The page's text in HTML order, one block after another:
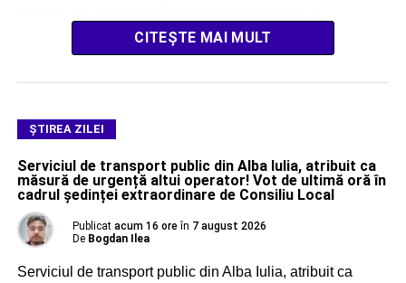
CITEȘTE MAI MULT
ŞTIREA ZILEI
Serviciul de transport public din Alba Iulia, atribuit ca
măsură de urgență altui operator! Vot de ultimă oră în
cadrul ședinței extraordinare de Consiliu Local
Publicat acum 16 ore în 7 august 2026
De Bogdan Ilea
Serviciul de transport public din Alba Iulia, atribuit ca